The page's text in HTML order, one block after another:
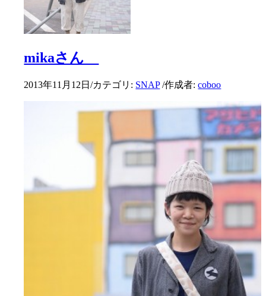
mikaさん
2013年11月12日/カテゴリ: SNAP /作成者:coboo